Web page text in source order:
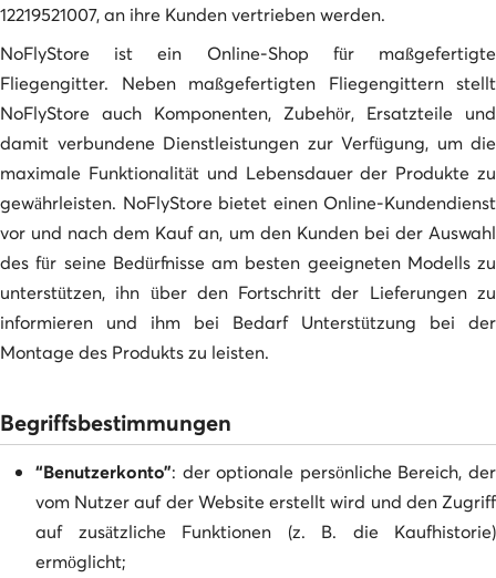
12219521007, an ihre Kunden vertrieben werden.
NoFlyStore ist ein Online-Shop für maßgefertigte
Fliegengitter. Neben maßgefertigten Fliegengittern stellt
NoFlyStore auch Komponenten, Zubehör, Ersatzteile und
damit verbundene Dienstleistungen zur Verfügung, um die
maximale Funktionalität und Lebensdauer der Produkte zu
gewährleisten. NoFlyStore bietet einen Online-Kundendienst
vor und nach dem Kauf an, um den Kunden bei der Auswahl
des für seine Bedürfnisse am besten geeigneten Modells zu
unterstützen, ihn über den Fortschritt der Lieferungen zu
informieren und ihm bei Bedarf Unterstützung bei der
Montage des Produkts zu leisten.
Begriffsbestimmungen
“Benutzerkonto”: der optionale persönliche Bereich, der
vom Nutzer auf der Website erstellt wird und den Zugriff
auf zusätzliche Funktionen (z. B. die Kaufhistorie)
ermöglicht;